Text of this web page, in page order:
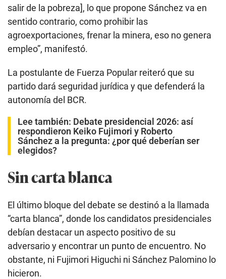
salir de la pobreza], lo que propone Sánchez va en
sentido contrario, como prohibir las
agroexportaciones, frenar la minera, eso no genera
empleo”, manifestó.
La postulante de Fuerza Popular reiteró que su
partido dará seguridad jurídica y que defenderá la
autonomía del BCR.
Lee también: Debate presidencial 2026: así
respondieron Keiko Fujimori y Roberto
Sánchez a la pregunta: ¿por qué deberían ser
elegidos?
Sin carta blanca
El último bloque del debate se destinó a la llamada
“carta blanca”, donde los candidatos presidenciales
debían destacar un aspecto positivo de su
adversario y encontrar un punto de encuentro. No
obstante, ni Fujimori Higuchi ni Sánchez Palomino lo
hicieron.